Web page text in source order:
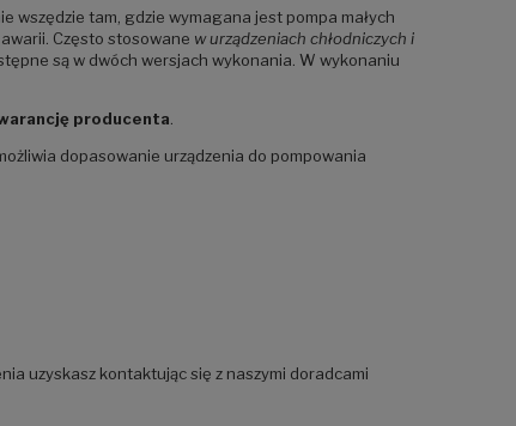
wszędzie tam, gdzie wymagana jest pompa małych
Często stosowane w urządzeniach chłodniczych i
są w dwóch wersjach wykonania. W wykonaniu
producenta
dopasowanie urządzenia do pompowania
uzyskasz kontaktując się z naszymi doradcami